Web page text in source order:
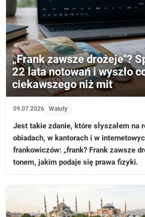
„Frank zawsze drożeje"?
22 lata notowań i wyszło
ciekawszego niż mit
09.07.2026 Waluty
Jest takie zdanie, które słyszałem na
obiadach, w kantorach i w
frankowiczów: „frank? Frank zawsze
tonem, jakim podaje się prawa fizyki.